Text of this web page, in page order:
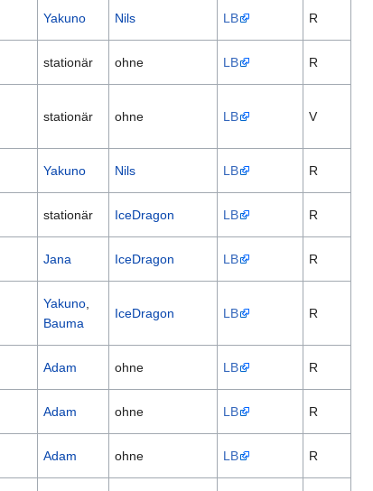
Yakuno Nils LB R
stationär ohne LB R
stationär ohne LB V
Yakuno Nils LB R
stationär IceDragon LB R
Jana IceDragon LB R
Yakuno,
Bauma
IceDragon LB R
Adam ohne LB R
Adam ohne LB R
Adam ohne LB R